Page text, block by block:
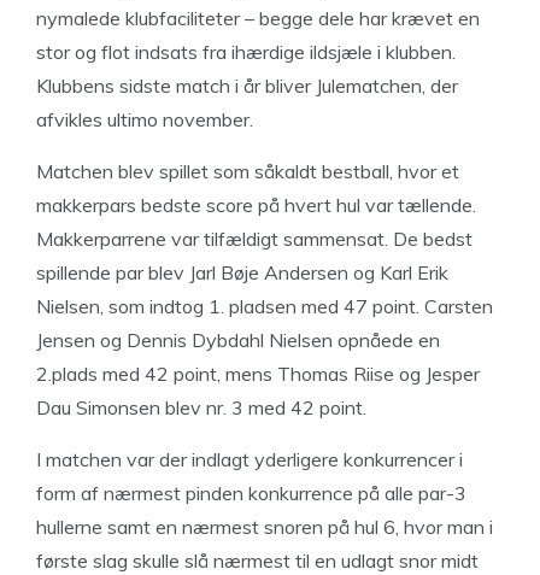
nymalede klubfaciliteter – begge dele har krævet en
stor og flot indsats fra ihærdige ildsjæle i klubben.
Klubbens sidste match i år bliver Julematchen, der
afvikles ultimo november.
Matchen blev spillet som såkaldt bestball, hvor et
makkerpars bedste score på hvert hul var tællende.
Makkerparrene var tilfældigt sammensat. De bedst
spillende par blev Jarl Bøje Andersen og Karl Erik
Nielsen, som indtog 1. pladsen med 47 point. Carsten
Jensen og Dennis Dybdahl Nielsen opnåede en
2.plads med 42 point, mens Thomas Riise og Jesper
Dau Simonsen blev nr. 3 med 42 point.
I matchen var der indlagt yderligere konkurrencer i
form af nærmest pinden konkurrence på alle par-3
hullerne samt en nærmest snoren på hul 6, hvor man i
første slag skulle slå nærmest til en udlagt snor midt